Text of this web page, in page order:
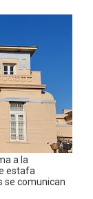
a la
estafa
se comunican